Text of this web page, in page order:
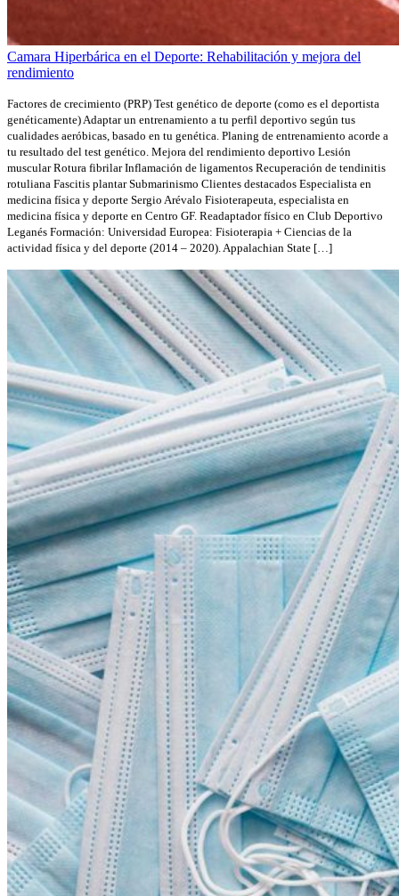
Camara Hiperbárica en el Deporte: Rehabilitación y mejora del
rendimiento
Factores de crecimiento (PRP) Test genético de deporte (como es el deportista
genéticamente) Adaptar un entrenamiento a tu perfil deportivo según tus
cualidades aeróbicas, basado en tu genética. Planing de entrenamiento acorde a
tu resultado del test genético. Mejora del rendimiento deportivo Lesión
muscular Rotura fibrilar Inflamación de ligamentos Recuperación de tendinitis
rotuliana Fascitis plantar Submarinismo Clientes destacados Especialista en
medicina física y deporte Sergio Arévalo Fisioterapeuta, especialista en
medicina física y deporte en Centro GF. Readaptador físico en Club Deportivo
Leganés Formación: Universidad Europea: Fisioterapia + Ciencias de la
actividad física y del deporte (2014 – 2020). Appalachian State […]